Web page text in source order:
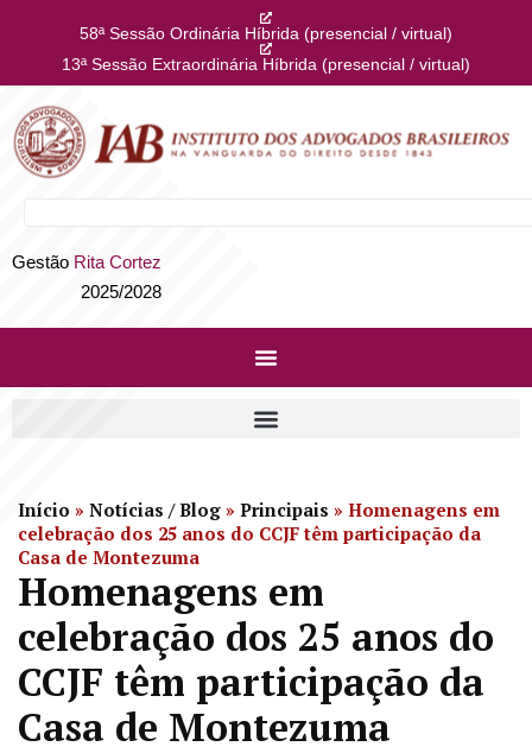
58ª Sessão Ordinária Híbrida (presencial / virtual)
13ª Sessão Extraordinária Híbrida (presencial / virtual)
Gestão Rita Cortez
2025/2028
Início » Notícias / Blog » Principais » Homenagens em
celebração dos 25 anos do CCJF têm participação da
Casa de Montezuma
Homenagens em
celebração dos 25 anos do
CCJF têm participação da
Casa de Montezuma